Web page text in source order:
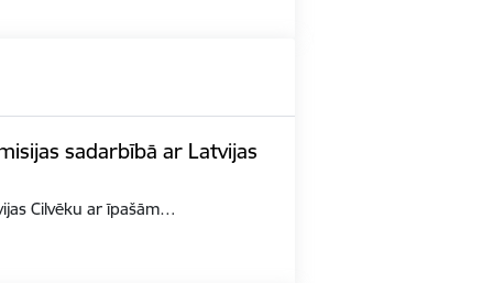
sadarbībā ar Latvijas
Cilvēku ar īpašām…